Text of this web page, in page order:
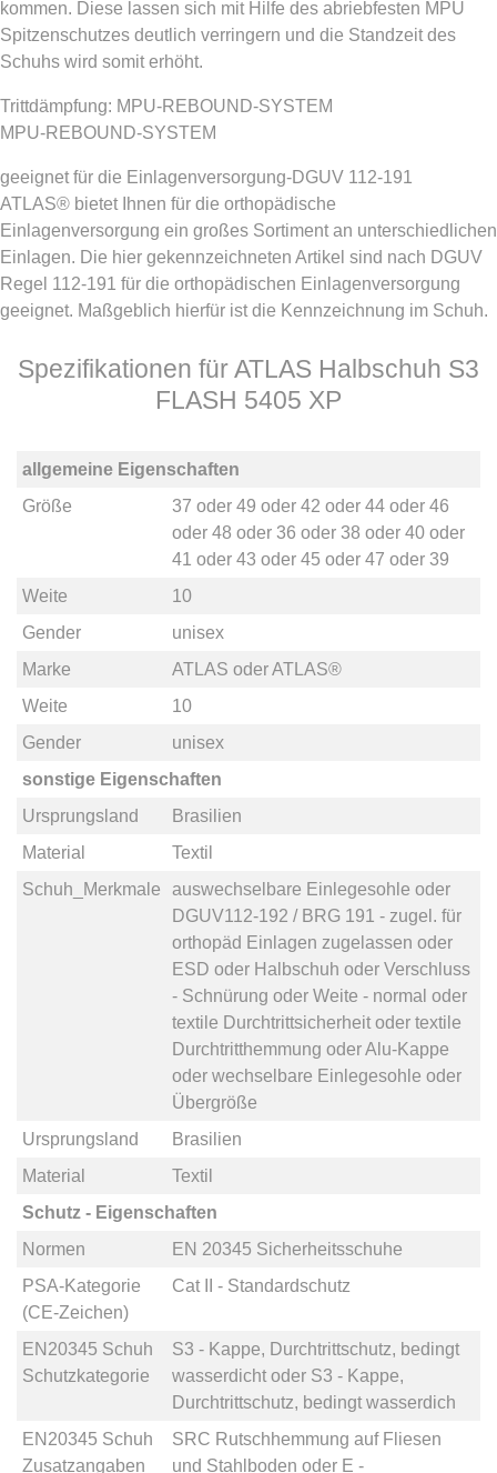
kommen. Diese lassen sich mit Hilfe des abriebfesten MPU
Spitzenschutzes deutlich verringern und die Standzeit des
Schuhs wird somit erhöht.
Trittdämpfung: MPU-REBOUND-SYSTEM
MPU-REBOUND-SYSTEM
geeignet für die Einlagenversorgung-DGUV 112-191
ATLAS® bietet Ihnen für die orthopädische
Einlagenversorgung ein großes Sortiment an unterschiedlichen
Einlagen. Die hier gekennzeichneten Artikel sind nach DGUV
Regel 112-191 für die orthopädischen Einlagenversorgung
geeignet. Maßgeblich hierfür ist die Kennzeichnung im Schuh.
Spezifikationen für ATLAS Halbschuh S3
FLASH 5405 XP
allgemeine Eigenschaften
Größe
37 oder 49 oder 42 oder 44oder 46
oder 48 oder 36 oder 38 oder 40oder
41 oder 43 oder 45 oder 47 oder 39
Weite
10
Gender
unisex
Marke
ATLAS oderATLAS®
Weite
10
Gender
unisex
sonstige Eigenschaften
Ursprungsland
Brasilien
Material
Textil
Schuh_Merkmale
auswechselbare Einlegesohle oder
DGUV112-192 / BRG 191 - zugel. für
orthopäd Einlagen zugelassen oder
ESD oder Halbschuh oder Verschluss
- Schnürung oder Weite - normal oder
textile Durchtrittsicherheitoder textile
Durchtritthemmung oderAlu-Kappe
oder wechselbare Einlegesohle oder
Übergröße
Ursprungsland
Brasilien
Material
Textil
Schutz - Eigenschaften
Normen
EN 20345 Sicherheitsschuhe
PSA-Kategorie
(CE-Zeichen)
Cat II - Standardschutz
EN20345 Schuh
Schutzkategorie
S3 - Kappe, Durchtrittschutz, bedingt
wasserdichtoder S3 - Kappe,
Durchtrittschutz, bedingt wasserdich
EN20345 Schuh
Zusatzangaben
SRC Rutschhemmung auf Fliesen
und Stahlboden oder E -